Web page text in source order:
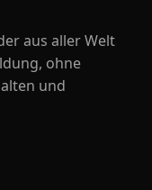
aus aller Welt
ohne
und